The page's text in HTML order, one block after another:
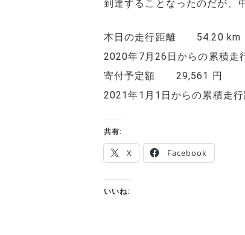
到達することなったのだが、
本日の走行距離 54.20 km
2020年7月26日からの累積
寄付予定額 29,561 円
2021年1月1日からの累積走
共有:
X Facebook
いいね: